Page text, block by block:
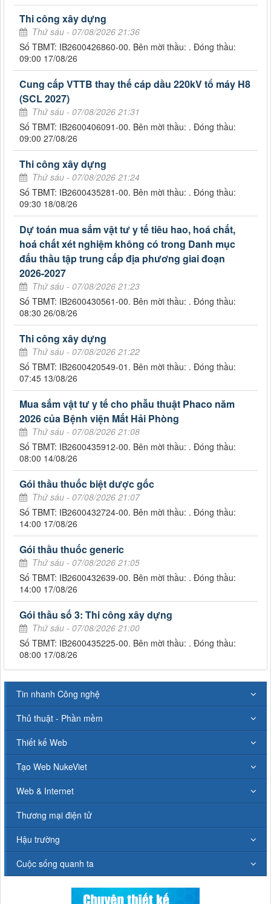
Thi công xây dựng
Thứ sáu - 07/08/2026 21:36
Số TBMT: IB2600426860-00. Bên mời thầu: . Đóng thầu:
09:00 17/08/26
Cung cấp VTTB thay thế cáp dầu 220kV tổ máy H8
(SCL 2027)
Thứ sáu - 07/08/2026 21:31
Số TBMT: IB2600406091-00. Bên mời thầu: . Đóng thầu:
09:00 27/08/26
Thi công xây dựng
Thứ sáu - 07/08/2026 21:24
Số TBMT: IB2600435281-00. Bên mời thầu: . Đóng thầu:
09:30 18/08/26
Dự toán mua sắm vật tư y tế tiêu hao, hoá chất,
hoá chất xét nghiệm không có trong Danh mục
đấu thầu tập trung cấp địa phương giai đoạn
2026-2027
Thứ sáu - 07/08/2026 21:23
Số TBMT: IB2600430561-00. Bên mời thầu: . Đóng thầu:
08:30 26/08/26
Thi công xây dựng
Thứ sáu - 07/08/2026 21:22
Số TBMT: IB2600420549-01. Bên mời thầu: . Đóng thầu:
07:45 13/08/26
Mua sắm vật tư y tế cho phẫu thuật Phaco năm
2026 của Bệnh viện Mắt Hải Phòng
Thứ sáu - 07/08/2026 21:08
Số TBMT: IB2600435912-00. Bên mời thầu: . Đóng thầu:
08:00 14/08/26
Gói thầu thuốc biệt dược gốc
Thứ sáu - 07/08/2026 21:07
Số TBMT: IB2600432724-00. Bên mời thầu: . Đóng thầu:
14:00 17/08/26
Gói thầu thuốc generic
Thứ sáu - 07/08/2026 21:05
Số TBMT: IB2600432639-00. Bên mời thầu: . Đóng thầu:
14:00 17/08/26
Gói thầu số 3: Thi công xây dựng
Thứ sáu - 07/08/2026 21:00
Số TBMT: IB2600435225-00. Bên mời thầu: . Đóng thầu:
08:00 17/08/26
Tin nhanh Công nghệ
Thủ thuật - Phần mềm
Thiết kế Web
Tạo Web NukeViet
Web & Internet
Thương mại điện tử
Hậu trường
Cuộc sống quanh ta